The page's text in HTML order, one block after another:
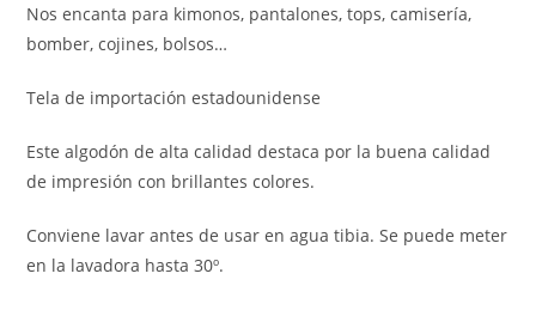
Nos encanta para kimonos, pantalones, tops, camisería,
bomber, cojines, bolsos…
Tela de importación estadounidense
Este algodón de alta calidad destaca por la buena calidad
de impresión con brillantes colores.
Conviene lavar antes de usar en agua tibia. Se puede meter
en la lavadora hasta 30º.